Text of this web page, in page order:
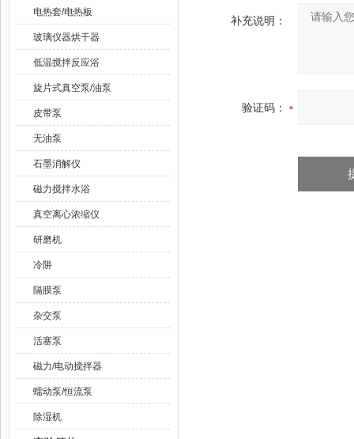
电热套/电热板
玻璃仪器烘干器
低温搅拌反应浴
旋片式真空泵/油泵
皮带泵
无油泵
石墨消解仪
磁力搅拌水浴
真空离心浓缩仪
研磨机
冷阱
隔膜泵
杂交泵
活塞泵
磁力/电动搅拌器
蠕动泵/恒流泵
除湿机
补充说明：
验证码：